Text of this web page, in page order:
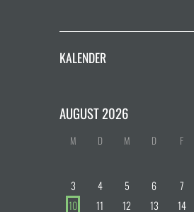
KALENDER
AUGUST2026
M D M D F
3
4 5 6 7
10
11 12 13 14